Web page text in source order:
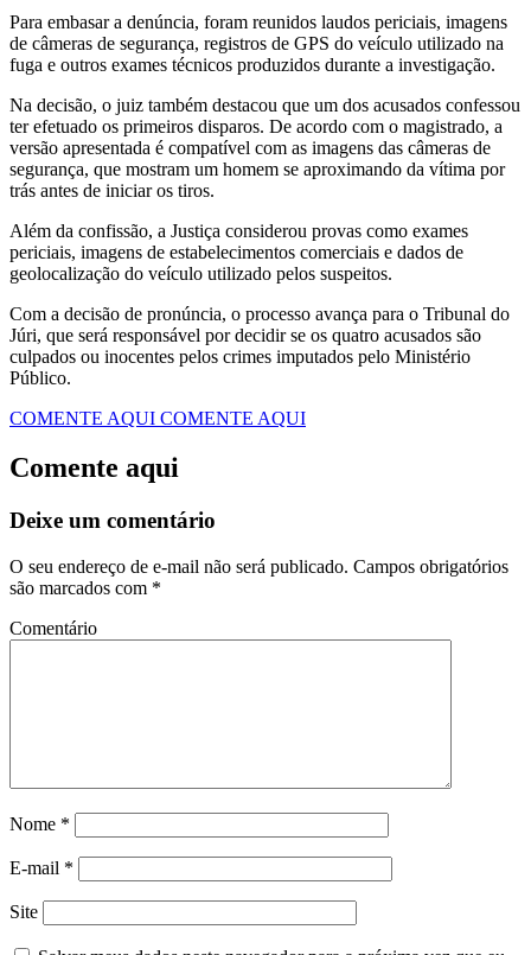
Para embasar a denúncia, foram reunidos laudos periciais, imagens
de câmeras de segurança, registros de GPS do veículo utilizado na
fuga e outros exames técnicos produzidos durante a investigação.
Na decisão, o juiz também destacou que um dos acusados confessou
ter efetuado os primeiros disparos. De acordo com o magistrado, a
versão apresentada é compatível com as imagens das câmeras de
segurança, que mostram um homem se aproximando da vítima por
trás antes de iniciar os tiros.
Além da confissão, a Justiça considerou provas como exames
periciais, imagens de estabelecimentos comerciais e dados de
geolocalização do veículo utilizado pelos suspeitos.
Com a decisão de pronúncia, o processo avança para o Tribunal do
Júri, que será responsável por decidir se os quatro acusados são
culpados ou inocentes pelos crimes imputados pelo Ministério
Público.
COMENTE AQUI COMENTE AQUI
Comente aqui
Deixe um comentário
O seu endereço de e-mail não será publicado. Campos obrigatórios
são marcados com *
Comentário
Nome *
E-mail *
Site